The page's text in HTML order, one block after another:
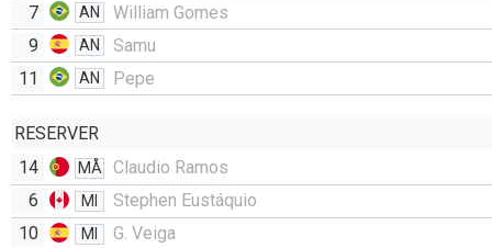
7
AN
William Gomes
9
AN
Samu
11
AN Pepe
RESERVER
14
MÅ
Claudio Ramos
6
MI
Stephen Eustáquio
10
MI
G. Veiga